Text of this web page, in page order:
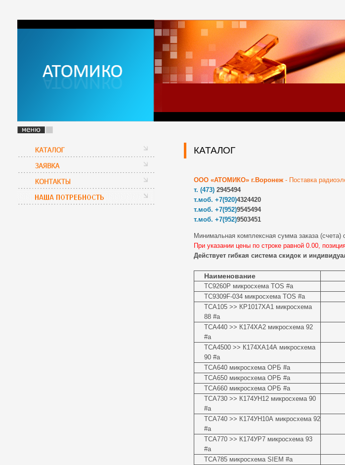
КАТАЛОГ
ООО «АТОМИКО» г.Воронеж - Поставка
т. (473) 2945494
т.моб. +7(920)4324420
т.моб. +7(952)9545494
т.моб. +7(952)9503451
Минимальная комплексная сумма заказа (счета)
При указании цены по строке равной 0.00,
Действует гибкая система скидок и
Наименование
TC9260P микросхема TOS #a
TC9309F-034 микросхема TOS #a
TCA105 >> КР1017ХА1 микросхема
88 #a
TCA440 >> К174ХА2 микросхема 92
#a
TCA4500 >> К174ХА14А микросхема
90 #a
TCA640 микросхема ОРБ #a
TCA650 микросхема ОРБ #a
TCA660 микросхема ОРБ #a
TCA730 >> К174УН12 микросхема 90
#a
TCA740 >> К174УН10А микросхема 92
#a
TCA770 >> К174УР7 микросхема 93
#a
TCA785 микросхема SIEM #a